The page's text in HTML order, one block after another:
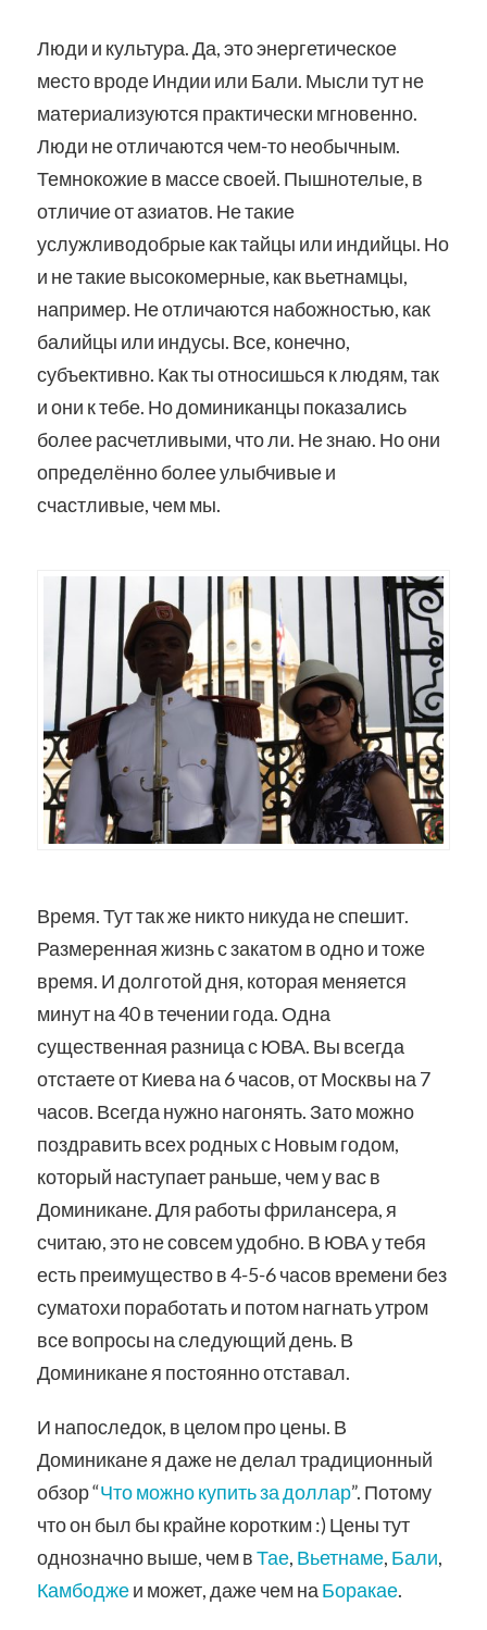
Люди и культура. Да, это энергетическое
место вроде Индии или Бали. Мысли тут не
материализуются практически мгновенно.
Люди не отличаются чем-то необычным.
Темнокожие в массе своей. Пышнотелые, в
отличие от азиатов. Не такие
услужливодобрые как тайцы или индийцы. Но
и не такие высокомерные, как вьетнамцы,
например. Не отличаются набожностью, как
балийцы или индусы. Все, конечно,
субъективно. Как ты относишься к людям, так
и они к тебе. Но доминиканцы показались
более расчетливыми, что ли. Не знаю. Но они
определённо более улыбчивые и
счастливые, чем мы.
Время. Тут так же никто никуда не спешит.
Размеренная жизнь с закатом в одно и тоже
время. И долготой дня, которая меняется
минут на 40 в течении года. Одна
существенная разница с ЮВА. Вы всегда
отстаете от Киева на 6 часов, от Москвы на 7
часов. Всегда нужно нагонять. Зато можно
поздравить всех родных с Новым годом,
который наступает раньше, чем у вас в
Доминикане. Для работы фрилансера, я
считаю, это не совсем удобно. В ЮВА у тебя
есть преимущество в 4-5-6 часов времени без
суматохи поработать и потом нагнать утром
все вопросы на следующий день. В
Доминикане я постоянно отставал.
И напоследок, в целом про цены. В
Доминикане я даже не делал традиционный
обзор “Что можно купить за доллар”. Потому
что он был бы крайне коротким :) Цены тут
однозначно выше, чем вТае, Вьетнаме, Бали,
Камбоджеи может, даже чем на Боракае.